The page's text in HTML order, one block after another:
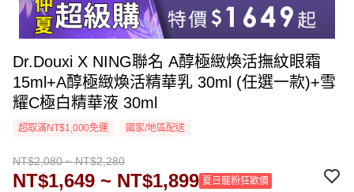
Dr.Douxi X NING聯名 A醇極緻煥活撫紋眼霜
15ml+A醇極緻煥活精華乳 30ml (任選一款)+雪
耀C極白精華液 30ml
超取滿NT$1,000免運 國家/地區配送
NT$2,080 ~ NT$2,280
NT$1,649 ~ NT$1,899 夏日寵粉狂歡價